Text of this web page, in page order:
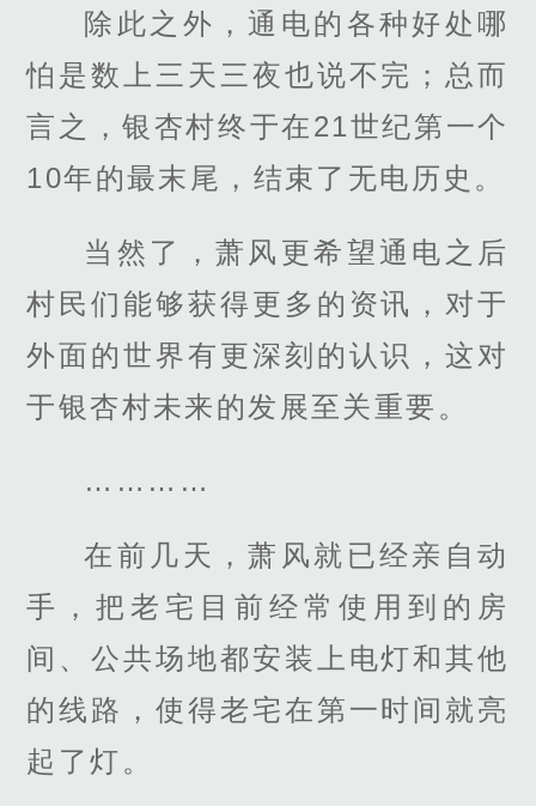
除此之外，通电的各种好处哪
怕是数上三天三夜也说不完；总而
言之，银杏村终于在21世纪第一个
10年的最末尾，结束了无电历史。
当然了，萧风更希望通电之后
村民们能够获得更多的资讯，对于
外面的世界有更深刻的认识，这对
于银杏村未来的发展至关重要。
…………
在前几天，萧风就已经亲自动
手，把老宅目前经常使用到的房
间、公共场地都安装上电灯和其他
的线路，使得老宅在第一时间就亮
起了灯。